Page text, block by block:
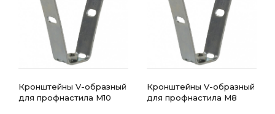
Кронштейны V-образный
для профнастила М10
Кронштейны V-образный
для профнастила М8